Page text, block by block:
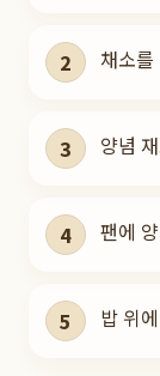
2 채소
3 양념
4 팬에
5 밥 위